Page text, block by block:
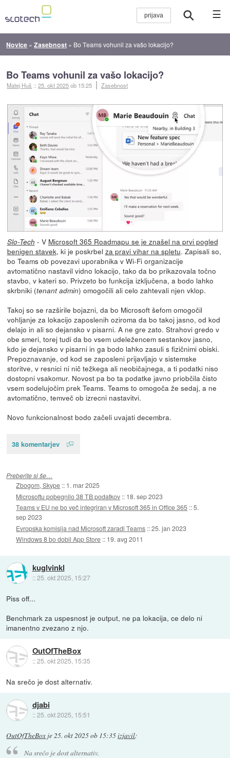
☰
Novice »Zasebnost » Bo Teams vohunil za vašo lokacijo?
Bo Teams vohunil za vašo lokacijo?
Matej Huš ::25. okt 2025ob 15:25 Zasebnost
Slo-Tech - V Microsoft 365 Roadmapu se je znašel na prvi pogled
benigen stavek, ki je poskrbel za pravi vihar na spletu. Zapisali so,
bo Teams ob povezavi uporabnika v Wi-Fi organizacije
avtomatično nastavil vidno lokacijo, tako da bo prikazovala točno
stavbo, v kateri so. Privzeto bo funkcija izključena, a bodo lahko
skrbniki (tenant admin) omogočili ali celo zahtevali njen vklop.
Takoj so se razširile bojazni, da bo Microsoft šefom omogočil
vohljanje za lokacijo zaposlenih oziroma da bo takoj jasno, od kod
delajo in ali so dejansko v pisarni. A ne gre zato. Strahovi gredo v
obe smeri, torej tudi da bo vsem udeležencem sestankov jasno,
kdo je dejansko v pisarni in ga bodo lahko zasuli s fizičnimi obiski.
Prepoznavanje, od kod se zaposleni prijavljajo v sistemske
storitve, v resnici ni nič težkega ali neobičajnega, a ti podatki niso
dostopni vsakomur. Novost pa bo ta podatke javno priobčila čisto
vsem sodelujočim prek Teams. Teams to omogoča že sedaj, a ne
avtomatično, temveč ob izrecni nastavitvi.
Novo funkcionalnost bodo začeli uvajati decembra.
38 komentarjev
Preberite si še…
Zbogom, Skype :: 1. mar 2025
Microsoftu pobegnilo 38 TB podatkov :: 18. sep 2023
Teams v EU ne bo več integriran v Microsoft 365 in Office 365 ::5.
sep 2023
Evropska komisija nad Microsoft zaradi Teams ::25. jan 2023
Windows 8 bo dobil App Store :: 19. avg 2011
kuglvinkl
::25. okt 2025, 15:27
Piss off...
Benchmark za uspesnost je output, ne pa lokacija, ce delo ni
imanentno zvezano z njo.
OutOfTheBox
::25. okt 2025, 15:35
Na srečo je dost alternativ.
djabi
::25. okt 2025, 15:51
OutOfTheBox je25. okt 2025 ob 15:35izjavil:
Na srečo je dost alternativ.